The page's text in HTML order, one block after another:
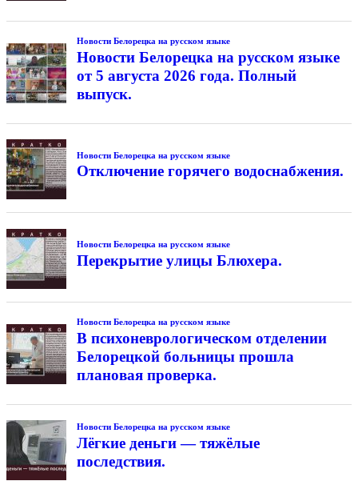
Новости Белорецка на русском языке
Новости Белорецка на русском языке
от 5 августа 2026 года. Полный
выпуск.
Новости Белорецка на русском языке
Отключение горячего водоснабжения.
Новости Белорецка на русском языке
Перекрытие улицы Блюхера.
Новости Белорецка на русском языке
В психоневрологическом отделении
Белорецкой больницы прошла
плановая проверка.
Новости Белорецка на русском языке
Лёгкие деньги — тяжёлые
последствия.